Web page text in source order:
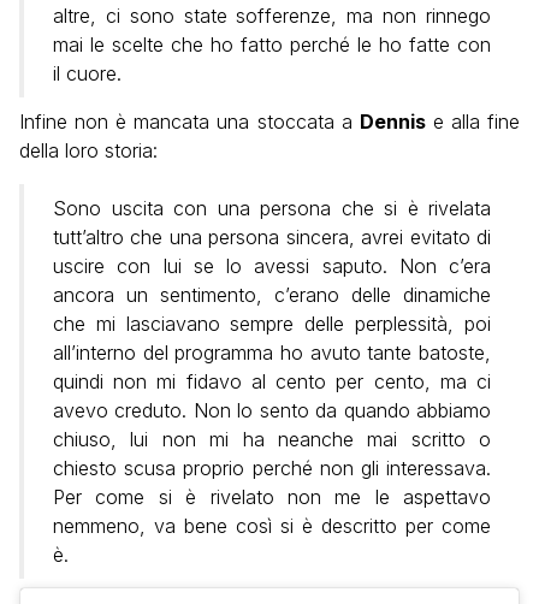
altre, ci sono state sofferenze, ma non rinnego
mai le scelte che ho fatto perché le ho fatte con
il cuore.
Infine non è mancata una stoccata a Dennise alla fine
della loro storia:
Sono uscita con una persona che si è rivelata
tutt’altro che una persona sincera, avrei evitato di
uscire con lui se lo avessi saputo. Non c’era
ancora un sentimento, c’erano delle dinamiche
che mi lasciavano sempre delle perplessità, poi
all’interno del programma ho avuto tante batoste,
quindi non mi fidavo al cento per cento, ma ci
avevo creduto. Non lo sento da quando abbiamo
chiuso, lui non mi ha neanche mai scritto o
chiesto scusa proprio perché non gli interessava.
Per come si è rivelato non me le aspettavo
nemmeno, va bene così si è descritto per come
è.